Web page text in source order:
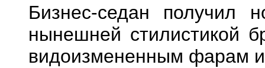
Бизнес-седан получил
нынешней стилистикой
видоизмененным фарам